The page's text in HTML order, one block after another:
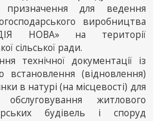
призначення для ведення
виробництва
НОВА» на території
сільської ради.
технічної документації із
(відновлення)
в натурі (на місцевості) для
житлового
будівель і споруд